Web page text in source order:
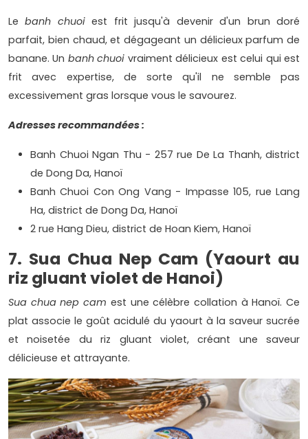
Lebanh chuoiest frit jusqu'à devenir d'un brun doré
parfait, bien chaud, et dégageant un délicieux parfum de
banane. Un banh chuoi vraiment délicieux est celui qui est
frit avec expertise, de sorte qu'il ne semble pas
excessivement gras lorsque vous le savourez.
Adresses recommandées :
Banh Chuoi Ngan Thu - 257 rue De La Thanh, district
de Dong Da, Hanoï
Banh Chuoi Con Ong Vang - Impasse 105, rue Lang
Ha, district de Dong Da, Hanoï
2 rue Hang Dieu, district de Hoan Kiem, Hanoï
7. Sua Chua Nep Cam (Yaourt au
riz gluant violet de Hanoi)
Sua chua nep cam est une célèbre collation à Hanoï. Ce
plat associe le goût acidulé du yaourt à la saveur sucrée
et noisetée du riz gluant violet, créant une saveur
délicieuse et attrayante.